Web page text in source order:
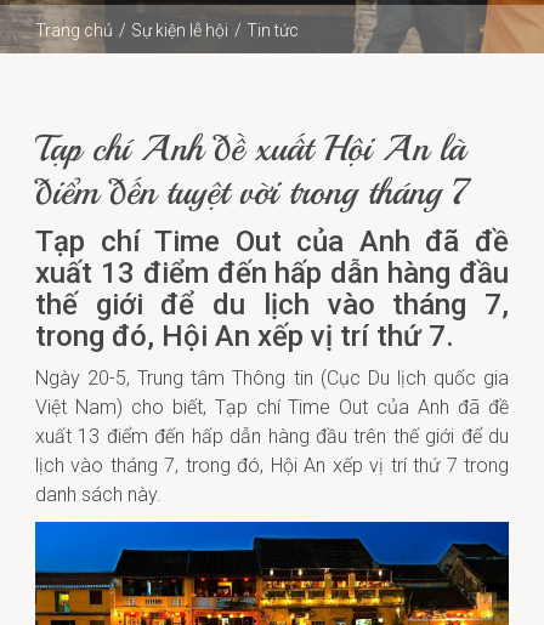
Trang chủ Sự kiện lễ hội
Tin tức
Tạp chí Anh đề xuất Hội An là
điểm đến tuyệt vời trong tháng 7
Tạp chí Time Out của Anh đã đề
xuất 13 điểm đến hấp dẫn hàng đầu
thế giới để du lịch vào tháng 7,
trong đó, Hội An xếp vị trí thứ 7.
Ngày 20-5, Trung tâm Thông tin (Cục Du lịch quốc gia
Việt Nam) cho biết, Tạp chí Time Out của Anh đã đề
xuất 13 điểm đến hấp dẫn hàng đầu trên thế giới để du
lịch vào tháng 7, trong đó, Hội An xếp vị trí thứ 7 trong
danh sách này.